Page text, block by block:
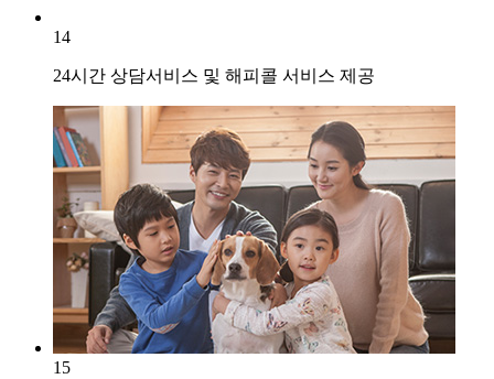
14
24시간 상담서비스 및 해피콜 서비스 제공
15